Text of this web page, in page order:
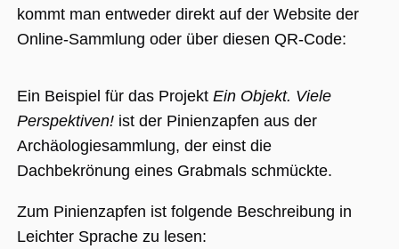
kommt man entweder direkt auf der Website der
Online-Sammlung oder über diesen QR-Code:
Ein Beispiel für das ProjektEin Objekt. Viele
Perspektiven! ist der Pinienzapfen aus der
Archäologiesammlung, der einst die
Dachbekrönung eines Grabmals schmückte.
Zum Pinienzapfen ist folgende Beschreibung in
Leichter Sprache zu lesen: